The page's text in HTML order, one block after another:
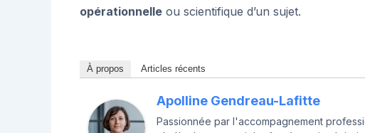
opérationnelle ou scientifique d’un sujet.
À propos Articles récents
Apolline Gendreau-Lafitte
Passionnée par l'accompagnement